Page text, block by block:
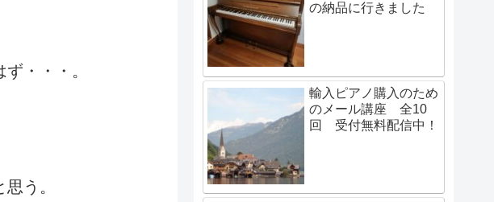
・・・。
う。
の納品に行きました
輸入ピアノ購入のため
のメール講座 全10
回 受付無料配信中！